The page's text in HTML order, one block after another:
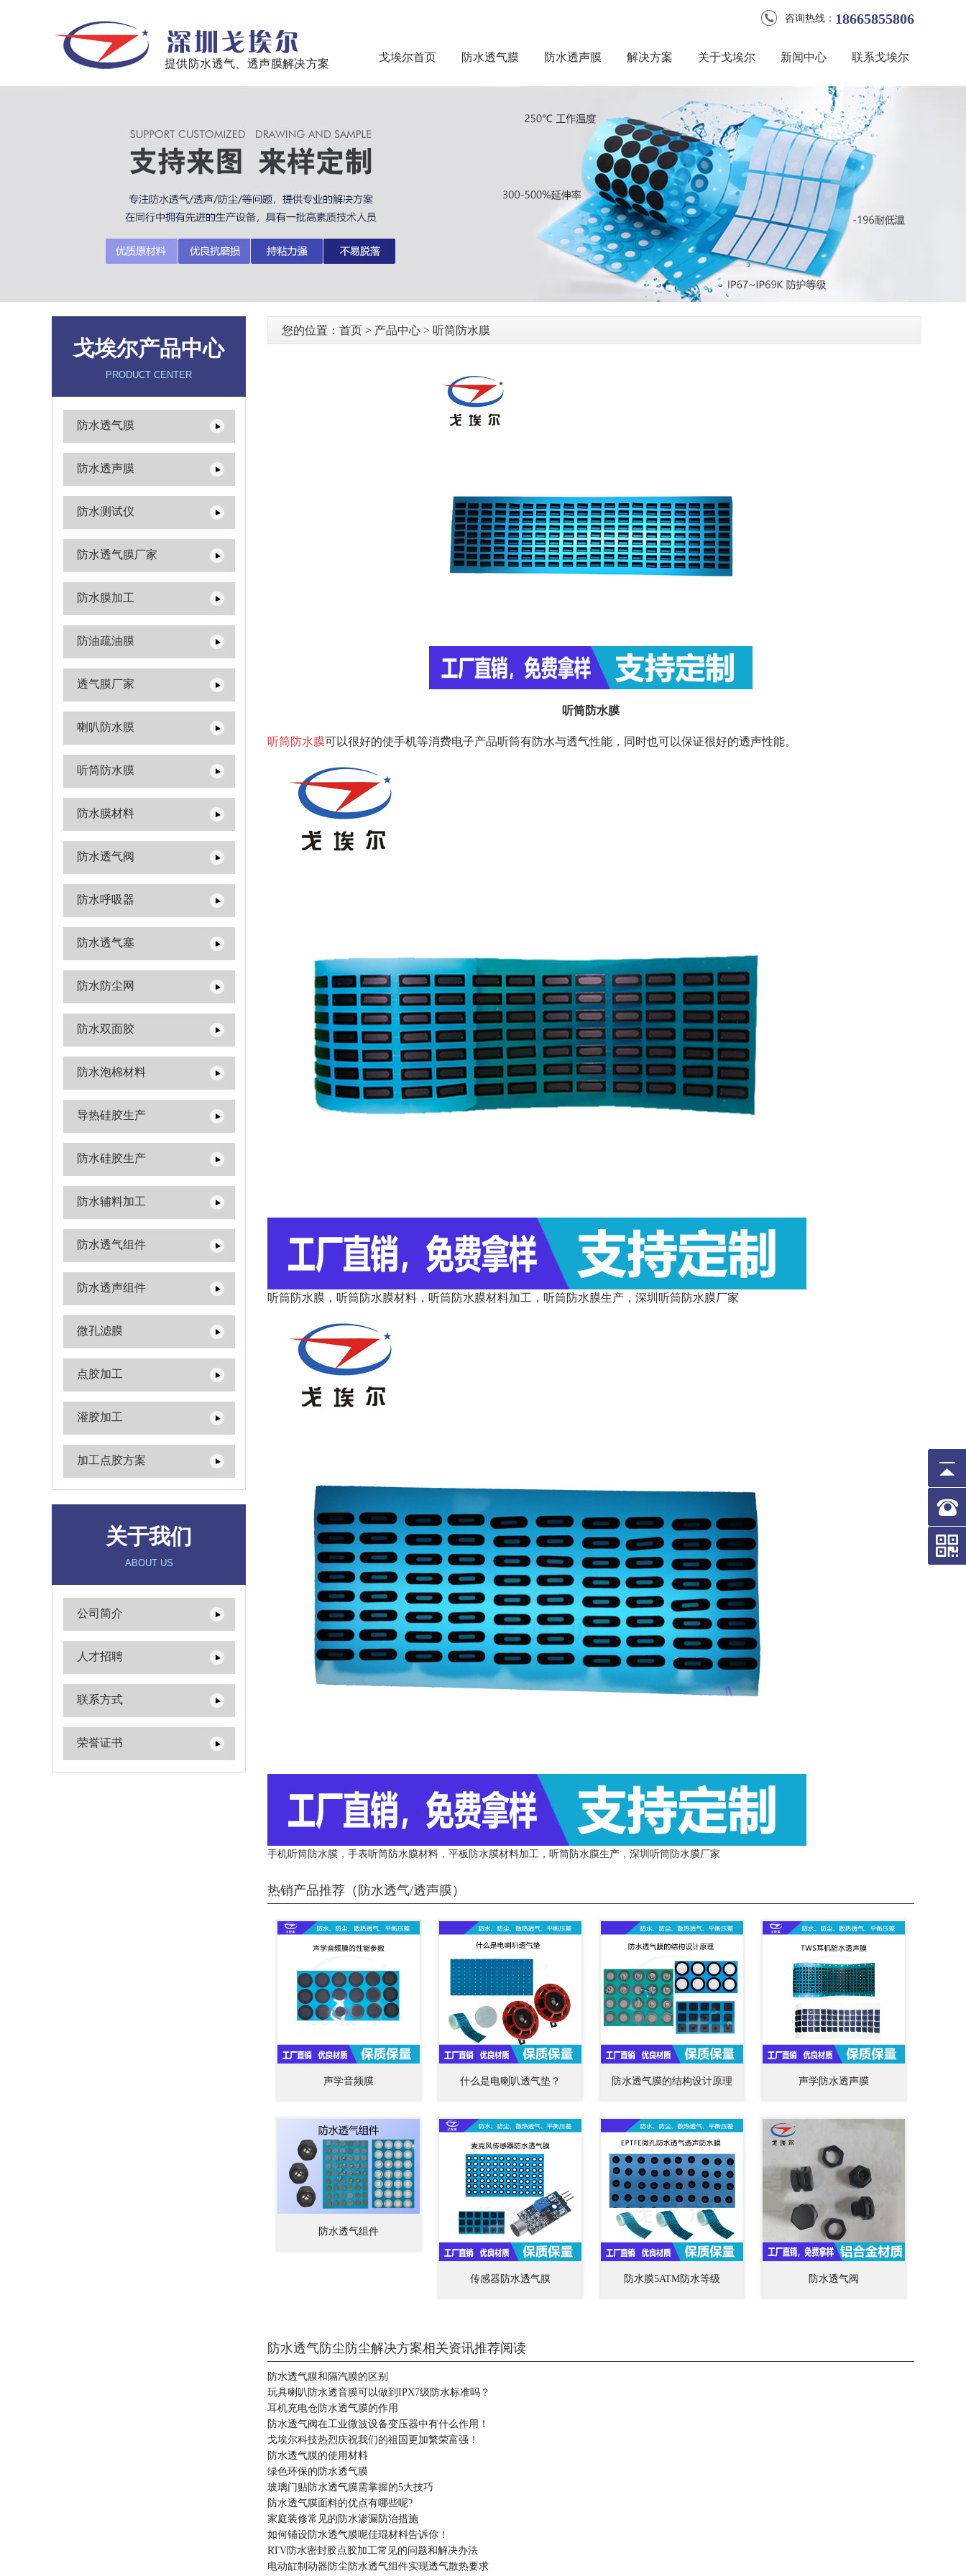
提供防水透气、透声膜解决方案
18665855806
咨询热线：
戈埃尔首页 防水透气膜 防水透声膜 解决方案 关于戈埃尔 新闻中心 联系戈埃尔
戈埃尔产品中心
PRODUCT CENTER
防水透气膜
防水透声膜
防水测试仪
防水透气膜厂家
防水膜加工
防油疏油膜
透气膜厂家
喇叭防水膜
听筒防水膜
防水膜材料
防水透气阀
防水呼吸器
防水透气塞
防水防尘网
防水双面胶
防水泡棉材料
导热硅胶生产
防水硅胶生产
防水辅料加工
防水透气组件
防水透声组件
微孔滤膜
点胶加工
灌胶加工
加工点胶方案
关于我们
ABOUT US
公司简介
人才招聘
联系方式
荣誉证书
您的位置： 首页 > 产品中心 > 听筒防水膜
听筒防水膜
听筒防水膜可以很好的使手机等消费电子产品听筒有防水与透气性能，同时也可以保证很好的透声性能。
听筒防水膜，听筒防水膜材料，听筒防水膜材料加工，听筒防水膜生产，深圳听筒防水膜厂家
手机听筒防水膜，手表听筒防水膜材料，平板防水膜材料加工，听筒防水膜生产，深圳听筒防水膜厂家
热销产品推荐（防水透气/透声膜）
声学音频膜 什么是电喇叭透气垫？ 防水透气膜的结构设计原理 声学防水透声膜
防水透气组件
传感器防水透气膜 防水膜5ATM防水等级 防水透气阀
防水透气防尘防尘解决方案相关资讯推荐阅读
防水透气膜和隔汽膜的区别
玩具喇叭防水透音膜可以做到IPX7级防水标准吗？
耳机充电仓防水透气膜的作用
防水透气阀在工业微波设备变压器中有什么作用！
戈埃尔科技热烈庆祝我们的祖国更加繁荣富强！
防水透气膜的使用材料
绿色环保的防水透气膜
玻璃门贴防水透气膜需掌握的5大技巧
防水透气膜面料的优点有哪些呢?
家庭装修常见的防水渗漏防治措施
如何铺设防水透气膜呢佳琨材料告诉你！
RTV防水密封胶点胶加工常见的问题和解决办法
电动缸制动器防尘防水透气组件实现透气散热要求